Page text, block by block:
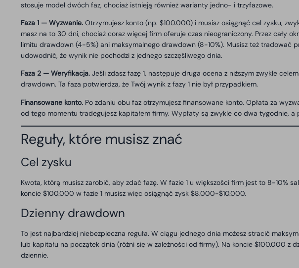
stosuje model dwóch faz, chociaż istnieją również warianty jedno- i trzyfazowe.
Faza 1 — Wyzwanie. Otrzymujesz konto (np. $100.000) i musisz osiągnąć cel zysku,
masz na to 30 dni, chociaż coraz więcej firm oferuje czas nieograniczony. Przez cały
limitu drawdown (4-5%) ani maksymalnego drawdown (8-10%). Musisz też tradować
udowodnić, że wynik nie pochodzi z jednego szczęśliwego dnia.
Faza 2 — Weryfikacja. Jeśli zdasz fazę 1, następuje druga ocena z niższym zwykle
drawdown. Ta faza potwierdza, że Twój wynik z fazy 1 nie był przypadkiem.
Finansowane konto. Po zdaniu obu faz otrzymujesz finansowane konto. Opłata za
od tego momentu tradegujesz kapitałem firmy. Wypłaty są zwykle co dwa tygodnie, a
Reguły, które musisz znać
Cel zysku
Kwota, którą musisz zarobić, aby zdać fazę. W fazie 1 u większości firm jest to 8-10%
koncie $100.000 w fazie 1 musisz więc osiągnąć zysk $8.000-$10.000.
Dzienny drawdown
To jest najbardziej niebezpieczna reguła. W ciągu jednego dnia możesz stracić
lub kapitału na początek dnia (różni się w zależności od firmy). Na koncie $100.000 z
dziennie.